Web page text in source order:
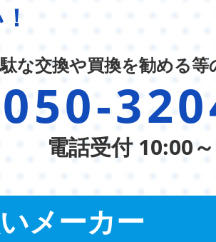
な交換や買換を勧める等
050-
電話受付 10:00
メーカー